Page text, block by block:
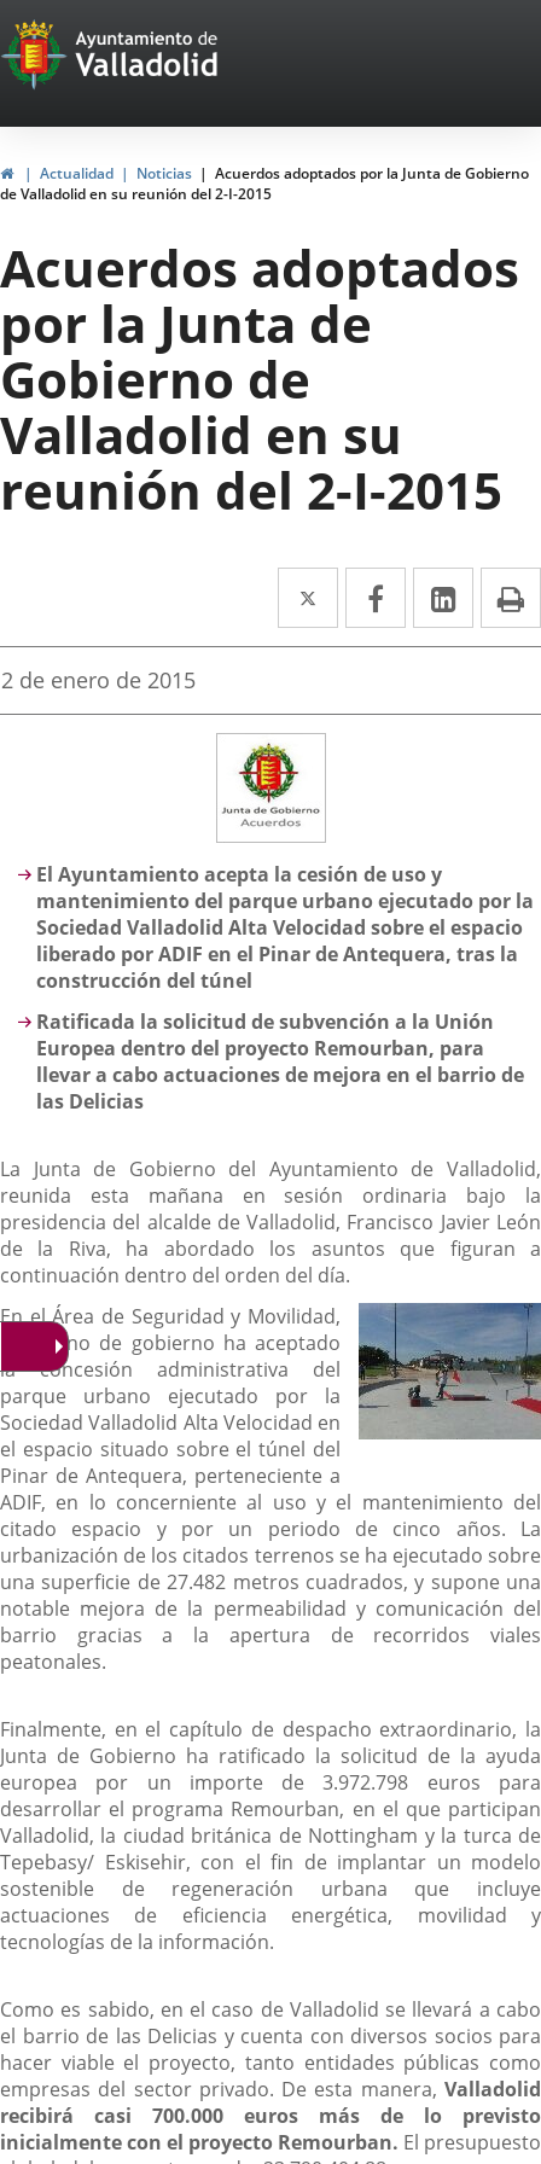
Portal
Web
del
Ayuntamiento
de
Valladolid
InicioActualidad Noticias
Acuerdos adoptados por la Junta de Gobierno
de Valladolid en su reunión del 2-I-2015
Acuerdos adoptados
por la Junta de
Gobierno de
Valladolid en su
reunión del 2-I-2015
Twitter
Enlace
a
aplicación
Facebook
Enlace
a
aplicación
Enlace
a
Fecha
la
2 de enero de 2015
Descripción
El Ayuntamiento acepta la cesión de uso y
mantenimiento del parque urbano ejecutado por la
Sociedad Valladolid Alta Velocidad sobre el espacio
liberado por ADIF en el Pinar de Antequera, tras la
construcción del túnel
Ratificada la solicitud de subvención a la Unión
Europea dentro del proyecto Remourban, para
llevar a cabo actuaciones de mejora en el barrio de
las Delicias
La Junta de Gobierno del Ayuntamiento de Valladolid,
reunida esta mañana en sesión ordinaria bajo la
presidencia del alcalde de Valladolid, Francisco Javier León
de la Riva, ha abordado los asuntos que figuran a
continuación dentro del orden del día.
En el Área de Seguridad y Movilidad,
el órgano de gobierno ha aceptado
la concesión administrativa del
parque urbano ejecutado por la
Sociedad Valladolid Alta Velocidad en
el espacio situado sobre el túnel del
Pinar de Antequera, perteneciente a
ADIF, en lo concerniente al uso y el mantenimiento del
citado espacio y por un periodo de cinco años. La
urbanización de los citados terrenos se ha ejecutado sobre
una superficie de 27.482 metros cuadrados, y supone una
notable mejora de la permeabilidad y comunicación del
barrio gracias a la apertura de recorridos viales
peatonales.
Finalmente, en el capítulo de despacho extraordinario, la
Junta de Gobierno ha ratificado la solicitud de la ayuda
europea por un importe de 3.972.798 euros para
desarrollar el programa Remourban, en el que participan
Valladolid, la ciudad británica de Nottingham y la turca de
Tepebasy/ Eskisehir, con el fin de implantar un modelo
sostenible de regeneración urbana que incluye
actuaciones de eficiencia energética, movilidad y
tecnologías de la información.
Como es sabido, en el caso de Valladolid se llevará a cabo
el barrio de las Delicias y cuenta con diversos socios para
hacer viable el proyecto, tanto entidades públicas como
empresas del sector privado. De esta manera, Valladolid
recibirá casi 700.000 euros más de lo previsto
inicialmente con el proyecto Remourban. El presupuesto